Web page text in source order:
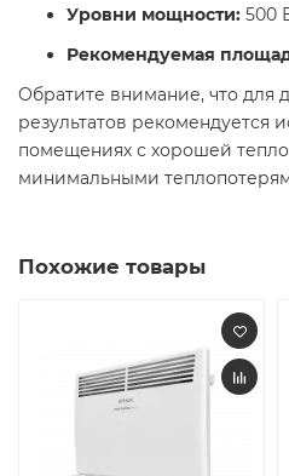
Уровни мощности: 500
Рекомендуемая
Обратите внимание, что для
результатов рекомендуется
помещениях с хорошей
минимальными
Похожие товары